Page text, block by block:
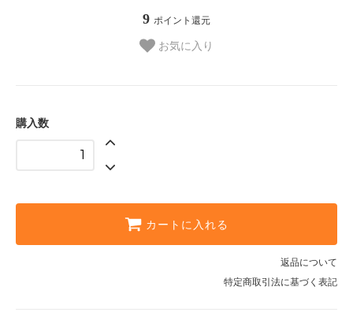
9 ポイント還元
お気に入り
購入数
カートに入れる
返品について
特定商取引法に基づく表記